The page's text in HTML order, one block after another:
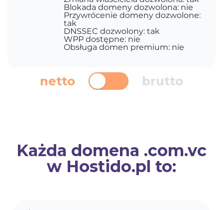
Blokada domeny dozwolona: nie
Przywrócenie domeny dozwolone:
tak
DNSSEC dozwolony: tak
WPP dostępne: nie
Obsługa domen premium: nie
netto brutto
Każda domena .com.vc
w Hostido.pl to: